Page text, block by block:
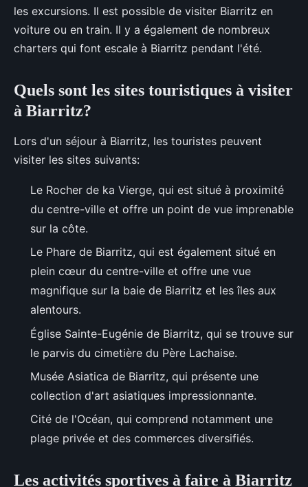
les excursions. Il est possible de visiter Biarritz en
voiture ou en train. Il y a également de nombreux
charters qui font escale à Biarritz pendant l'été.
Quels sont les sites touristiques à visiter
à Biarritz?
Lors d'un séjour à Biarritz, les touristes peuvent
visiter les sites suivants:
Le Rocher de ka Vierge, qui est situé à proximité
du centre-ville et offre un point de vue imprenable
sur la côte.
Le Phare de Biarritz, qui est également situé en
plein cœur du centre-ville et offre une vue
magnifique sur la baie de Biarritz et les îles aux
alentours.
Église Sainte-Eugénie de Biarritz, qui se trouve sur
le parvis du cimetière du Père Lachaise.
Musée Asiatica de Biarritz, qui présente une
collection d'art asiatiques impressionnante.
Cité de l'Océan, qui comprend notamment une
plage privée et des commerces diversifiés.
Les activités sportives à faire à Biarritz